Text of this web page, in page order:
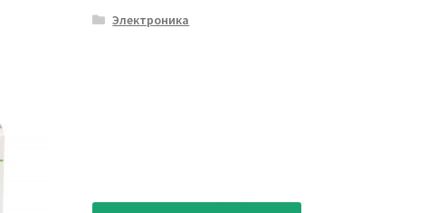
Электроника